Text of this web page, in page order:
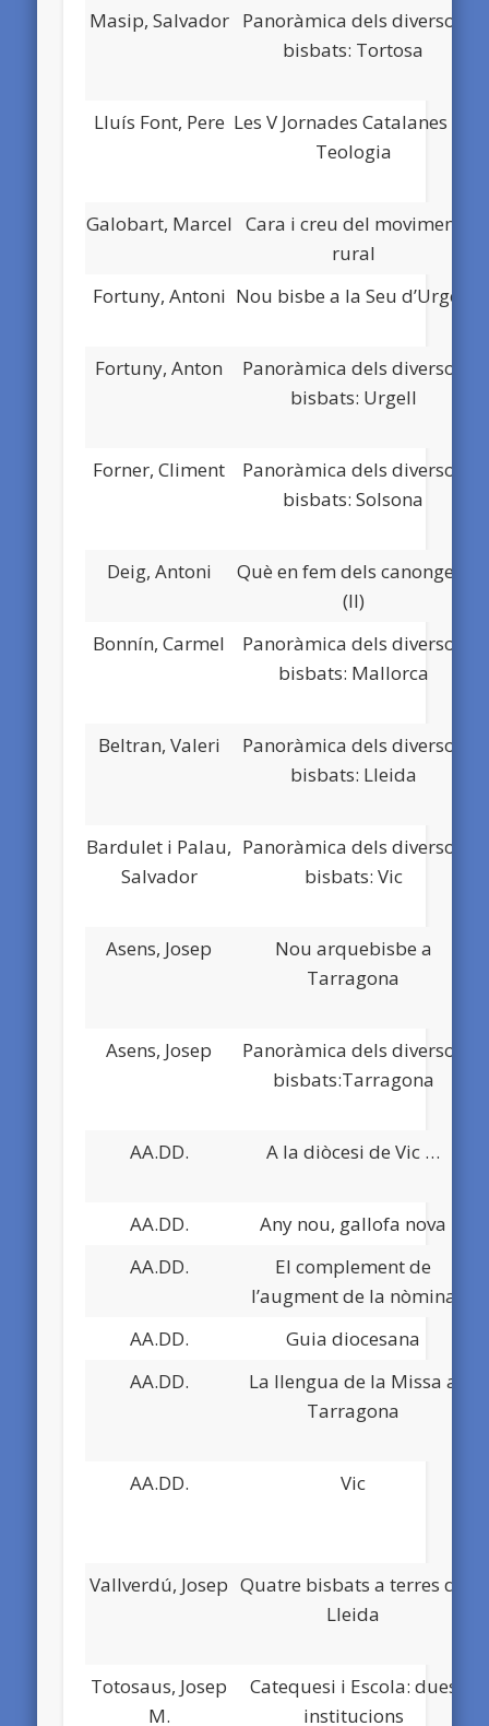
Masip, Salvador Panoràmica dels diversos
bisbats: Tortosa
Lluís Font, Pere Les V Jornades Catalanes de
Teologia
Galobart, Marcel Cara i creu del moviment
rural
Fortuny, Antoni Nou bisbe a la Seu d’Urgell
Fortuny, Anton
Panoràmica dels diversos
bisbats: Urgell
Forner, Climent
Panoràmica dels diversos
bisbats: Solsona
Deig, Antoni
Què en fem dels canonges?
(II)
Bonnín, Carmel
Panoràmica dels diversos
bisbats: Mallorca
Beltran, Valeri
Panoràmica dels diversos
bisbats: Lleida
Bardulet i Palau,
Salvador
Panoràmica dels diversos
bisbats: Vic
Asens, Josep
Nou arquebisbe a
Tarragona
Asens, Josep
Panoràmica dels diversos
bisbats:Tarragona
AA.DD. A la diòcesi de Vic …
AA.DD.
Any nou, gallofa nova
AA.DD.
El complement de
l’augment de la nòmina
AA.DD.
Guia diocesana
AA.DD.
La llengua de la Missa a
Tarragona
AA.DD. Vic
Vallverdú, Josep Quatre bisbats a terres de
Lleida
Totosaus, Josep
M.
Catequesi i Escola: dues
institucions